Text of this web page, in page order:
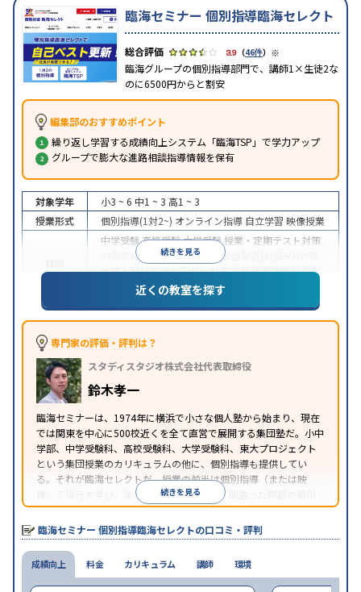
臨海セミナー 個別指導臨海セレクト
3.9 （46件） ※
臨海グループの個別指導部門で、講師1×生徒2な
のに6500円からと割安
編集部のおすすめポイント
繰り返し学習する成績向上システム「臨海TSP」で学力アップ
グループで膨大な進路相談指導情報を保有
続きを見る
対象学年 小3 ~ 6 中1 ~ 3 高1 ~ 3
授業形式
個別指導(1対2~) オンライン指導 自立学習 映像授業
中学受験高校受験大学受験 授業・定期テスト対策
内申点対策
学習習慣の定着
総合型選抜(旧AO)対策
推薦入試対策学校別特化対策各種検定対策科目別
特化対策
特徴
中高一貫校生に対応特待生・奨学金制度あり授業
の振替可能不登校生に対応オンライン対応1科目
から受講可能
※2024年6月調査。
近くの教室を探す
専門家の評価・評判は？
スタディスタジオ株式会社代表取締役
鈴木孝一
臨海セミナーは、1974年に横浜で小さな個人塾から始まり、現在
では関東を中心に500校近くを全て直営で展開する集団塾だ。小中
学部、中学受験科、高校受験科、大学受験科、東大プロジェクト
という集団授業のカリキュラムの他に、個別指導も提供してい
る。それが臨海セレクトだ。授業の前半は個別指導（または映
像）で単元を学び、後半は問題演習を行う。間違った問題の類似
問題を解き、全て正解したらその日の授業が終了するというスタ
イルの個別指導だ。
続きを見る
臨海セミナー 個別指導臨海セレクトの口コミ・評判
成績向上 料金 カリキュラム 講師 環境